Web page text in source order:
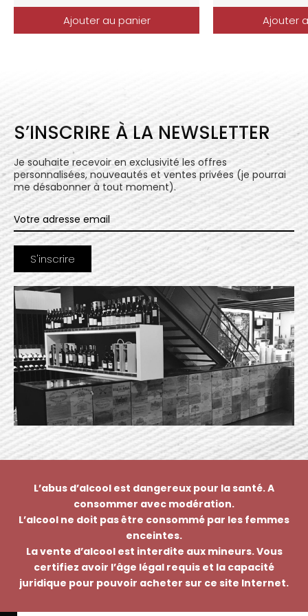
Ajouter au panier Ajouter
S’INSCRIRE À LA NEWSLETTER
Je souhaite recevoir en exclusivité les offres
personnalisées, nouveautés et ventes privées (je pourrai
me désabonner à tout moment).
L’abus d’alcool est dangereux pour la santé. A
consommer avec modération.
L’alcool ne doit pas être consommé par les femmes
enceintes.
La vente d’alcool est interdite aux mineurs. Vous
certifiez avoir l’âge légal requis et la capacité
juridique pour pouvoir acheter sur ce site Internet.